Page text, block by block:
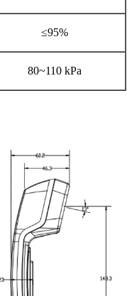
≤95%
80~110 kPa